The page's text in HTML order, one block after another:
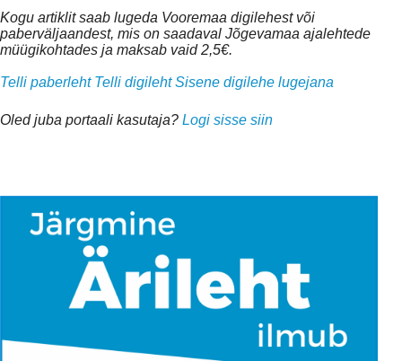
Kogu artiklit saab lugeda Vooremaa digilehest või
paberväljaandest, mis on saadaval Jõgevamaa ajalehtede
müügikohtades ja maksab vaid 2,5€.
Telli paberleht Telli digilehtSisene digilehe lugejana
Oled juba portaali kasutaja? Logi sisse siin